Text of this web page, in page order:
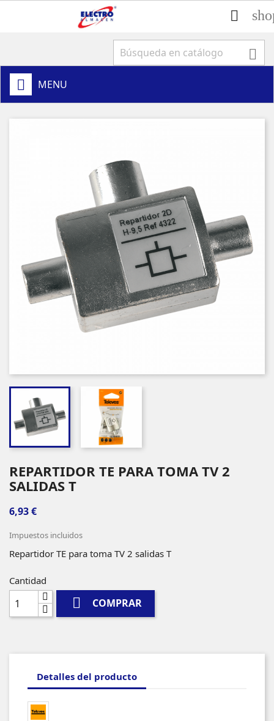


MENU
REPARTIDOR TE PARA TOMA TV 2
SALIDAS T
6,93 €
Impuestos incluidos
Repartidor TE para toma TV 2 salidas T
Cantidad
 COMPRAR
Detalles del producto